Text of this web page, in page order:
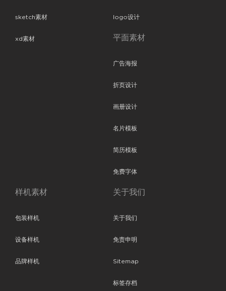
sketch素材
xd素材
logo设计
平面素材
广告海报
折页设计
画册设计
名片模板
简历模板
免费字体
样机素材
包装样机
设备样机
品牌样机
关于我们
关于我们
免责申明
Sitemap
标签存档